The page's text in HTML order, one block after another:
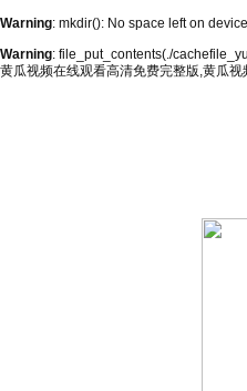
Warning: mkdir(): No space left on
Warning: file_put_contents(./
黄瓜视频在线观看高清免费完整版,黄瓜